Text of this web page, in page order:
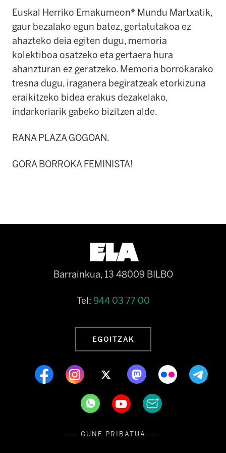
Euskal Herriko Emakumeon* Mundu Martxatik,
gaur bezalako egun batez, gertatutakoa ez
ahazteko deia egiten dugu, memoria
kolektiboa osatzeko eta gertaera hura
ahanzturan ez geratzeko. Memoria borrokarako
tresna dugu, iraganera begiratzeak etorkizuna
eraikitzeko bidea erakus dezakelako,
indarkeriarik gabeko bizitzen alde.
RANA PLAZA GOGOAN.
GORA BORROKA FEMINISTA!
Barrainkua, 13 48009 BILBO
Tel: 944 03 77 00
EGOITZAK
---- GUNE PRIBATUA ----